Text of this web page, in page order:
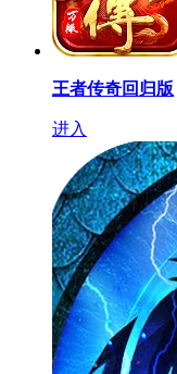
王者传奇回归版
进入